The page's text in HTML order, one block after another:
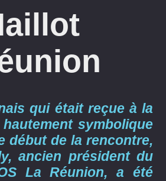
qui était reçue à la
symbolique
début de la rencontre,
ancien président du
La Réunion, a été